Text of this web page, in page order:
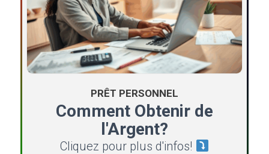
PRÊT PERSONNEL
Comment Obtenir de
l'Argent?
Cliquez pour plus d'infos!